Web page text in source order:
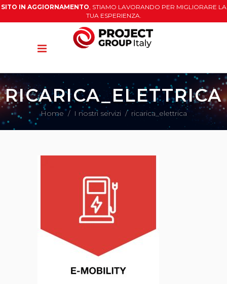
SITO IN AGGIORNAMENTO, STIAMO LAVORANDO PER MIGLIORARE LA
TUA ESPERIENZA.
RICARICA_ELETTRICA
Home/ I nostri servizi/ ricarica_elettrica